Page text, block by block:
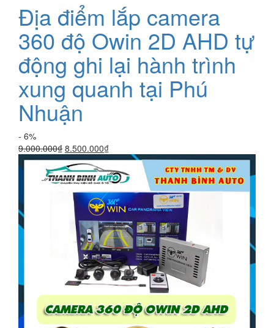
Địa điểm lắp camera
360 độ Owin 2D AHD tự
động ghi lại hành trình
xung quanh tại Phú
Nhuận
- 6%
9.000.000₫ Giá
gốc
là:
9.000.000₫.
8.500.000₫Giá
hiện
tại
là:
8.500.000₫.